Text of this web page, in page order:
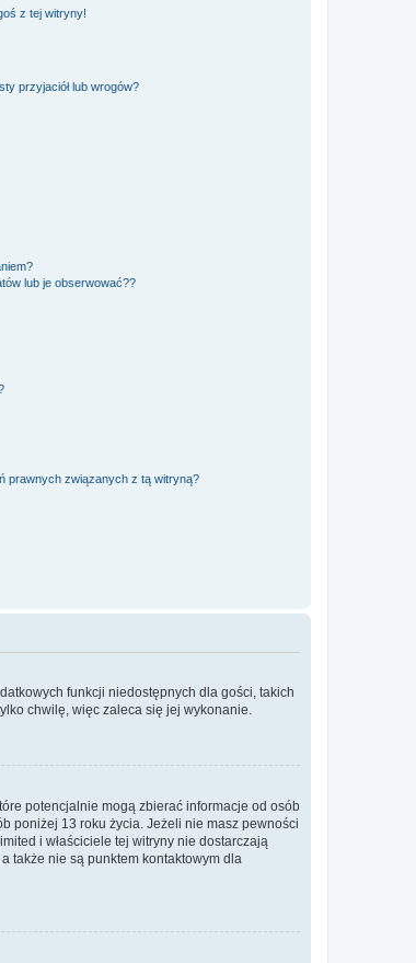
z tej witryny!
przyjaciół lub wrogów?
lub je obserwować??
prawnych związanych z tą witryną?
funkcji niedostępnych dla gości, takich
chwilę, więc zaleca się jej wykonanie.
potencjalnie mogą zbierać informacje od osób
poniżej 13 roku życia. Jeżeli nie masz pewności
i właściciele tej witryny nie dostarczają
także nie są punktem kontaktowym dla